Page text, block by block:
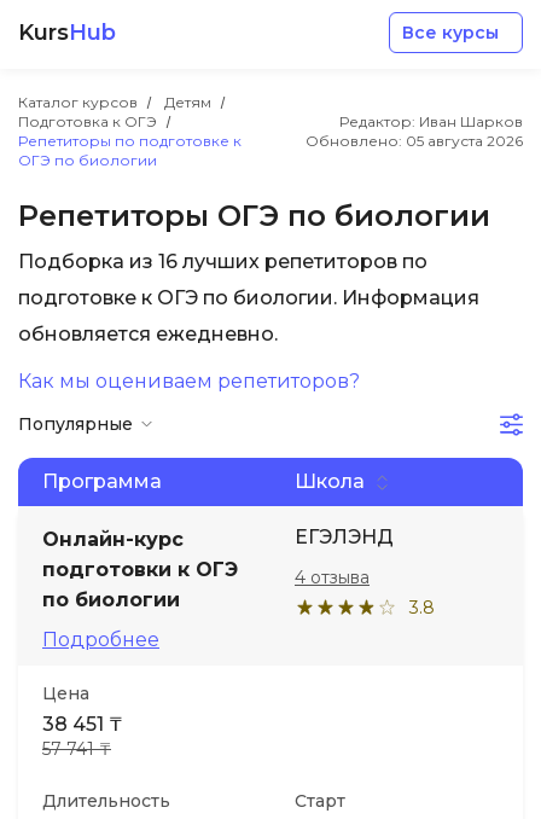
KursHub Все курсы
Каталог курсов
Детям
Подготовка к ОГЭ
Репетиторы по подготовке к
ОГЭ по биологии
Редактор: Иван Шарков
Обновлено: 05 августа 2026
Репетиторы ОГЭ по биологии
Подборка из 16 лучших репетиторов по
подготовке к ОГЭ по биологии. Информация
обновляется ежедневно.
Как мы оцениваем репетиторов?
Популярные
Программа Школа
Онлайн-курс
подготовки к ОГЭ
по биологии
Подробнее
ЕГЭЛЭНД
3.8
4 отзыва
Цена
38 451 ₸
57 741 ₸
Длительность Старт
Разработка
Маркетинг
Дизайн
Аналитика
Менеджмент
Иностранные языки
ДПО
Детям